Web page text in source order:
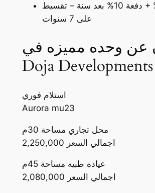
أو مقدم 10% + دفعة 10% بعد سنة – تقسيط
على 7 سنوات
عن وحده مميزه في
Doja Developments
استلام فوري
Aurora mu23
محل تجاري مساحة 30م
اجمالي السعر 2,250,000
عيادة طبيه مساحة 45م
اجمالي السعر 2,080,000